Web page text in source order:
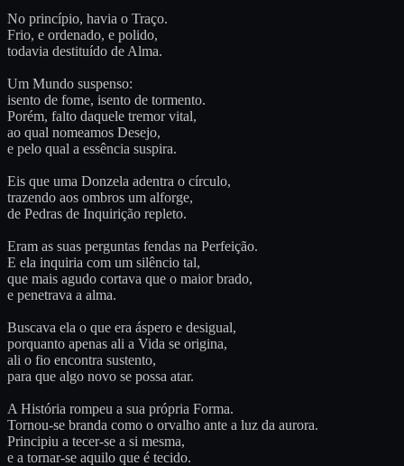
No princípio, havia o Traço.
Frio, e ordenado, e polido,
todavia destituído de Alma.
Um Mundo suspenso:
isento de fome, isento de tormento.
Porém, falto daquele tremor vital,
ao qual nomeamos Desejo,
e pelo qual a essência suspira.
Eis que uma Donzela adentra o círculo,
trazendo aos ombros um alforge,
de Pedras de Inquirição repleto.
Eram as suas perguntas fendas na Perfeição.
E ela inquiria com um silêncio tal,
que mais agudo cortava que o maior brado,
e penetrava a alma.
Buscava ela o que era áspero e desigual,
porquanto apenas ali a Vida se origina,
ali o fio encontra sustento,
para que algo novo se possa atar.
A História rompeu a sua própria Forma.
Tornou-se branda como o orvalho ante a luz da aurora.
Principiu a tecer-se a si mesma,
e a tornar-se aquilo que é tecido.